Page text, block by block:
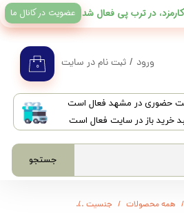
حضوری در مشهد فعال است
خرید باز در سایت فعال است
جستجو
۰ ورود / ثبت نام در سایت
عضویت در کانال ما
همه محصولات جنسیت